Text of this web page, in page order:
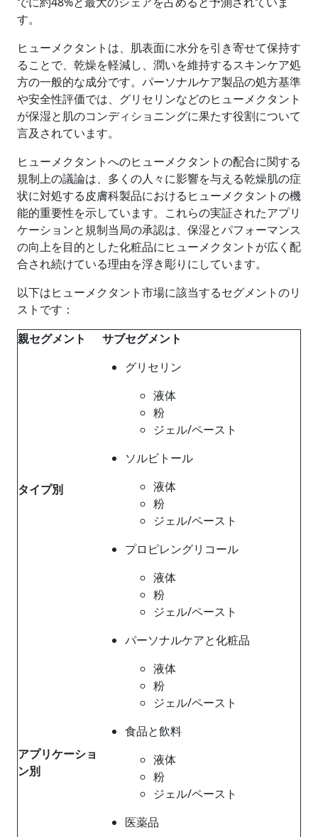
す。
ヒューメクタントは、肌表面に水分を引き寄せて保持す
ることで、乾燥を軽減し、潤いを維持するスキンケア処
方の一般的な成分です。パーソナルケア製品の処方基準
や安全性評価では、グリセリンなどのヒューメクタント
が保湿と肌のコンディショニングに果たす役割について
言及されています。
ヒューメクタントへのヒューメクタントの配合に関する
規制上の議論は、多くの人々に影響を与える乾燥肌の症
状に対処する皮膚科製品におけるヒューメクタントの機
能的重要性を示しています。これらの実証されたアプリ
ケーションと規制当局の承認は、保湿とパフォーマンス
の向上を目的とした化粧品にヒューメクタントが広く配
合され続けている理由を浮き彫りにしています。
以下はヒューメクタント市場に該当するセグメントのリ
ストです：
親セグメント
サブセグメント
タイプ別
グリセリン
液体
粉
ジェル/ペースト
ソルビトール
液体
粉
ジェル/ペースト
プロピレングリコール
液体
粉
ジェル/ペースト
アプリケーショ
ン別
パーソナルケアと化粧品
液体
粉
ジェル/ペースト
食品と飲料
液体
粉
ジェル/ペースト
医薬品